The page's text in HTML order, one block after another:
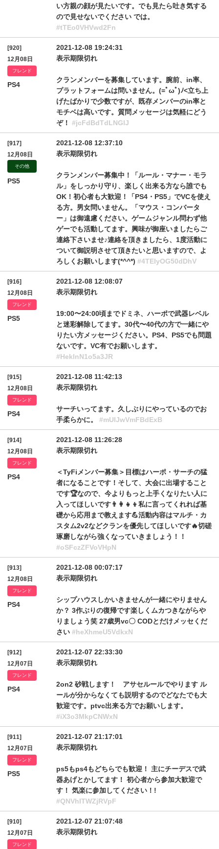
い方親の顔が見たいです。でも見たら吐き気する
ので見せないでください では。
#tTEo0VHVwd2Fn
[920]
12月08日
フレンド
PS4
2021-12-08 19:24:31
表示期限切れ
クランメンバーを募集しています。腕前、in率、
プラットフォームは問いません。(=ﾟωﾟ)ﾉ<立ち上
げたばかりで少数ですが、既存メンバーのin率と
モチベは高いです。質問メッセージは気軽にどう
ぞ！ #jcFdBdTdLNGlJ
[917]
12月08日
その他
PS5
2021-12-08 12:37:10
表示期限切れ
クランメンバー募集中！「ルール・マナー・モラ
ル」をしっかり守り、楽しく出来る方なら誰でも
OK！初心者も大歓迎！「PS4・PS5」でVCを使え
る方。男女問いません。「マウス・コンバータ
ー」は御遠慮ください。ゲームジャンル問わず他
ゲーでも活動してます。興味が御座いましたらご
連絡下さいませ♪連絡を頂きましたら、1度活動に
ついて御説明させて頂きたいと思いますので、よ
ろしくお願いします(*^^*) #4TElyOG50dDhV
[916]
12月08日
フレンド
PS5
2021-12-08 12:08:07
表示期限切れ
19:00〜24:00頃までドミネ、ハーポで武器レベル
と迷彩解除してます。30代〜40代の方で一緒にや
りたい方メッセージください。PS4、PS5でも問題
ないです。VC有でお願いします。
#HeklnN1o5a3JR
[915]
12月08日
フレンド
PS4
2021-12-08 11:42:13
表示期限切れ
サーチいってます。久しぶりにやっているのでお
手柔らかに。 #mUlJwVmFBdExB
[914]
12月08日
フレンド
PS4
2021-12-08 11:26:28
表示期限切れ
＜TyFiメンバー募集＞目標はハーポ・サーチの猛
者になることです！そして、大会に出場すること
です🏆なので、今よりもっと上手くなりたい人に
入ってほしいです👨‍👩‍👧‍👦私に言ってくれれば基
礎から応用まで教えます💪活動内容はマルチ・カ
スタム2v2などクランを優先してほしいです🔥切磋
琢磨しながら強くなっていきましょう！！
#oSFczZFVoVHpN
[913]
12月08日
フレンド
PS4
2021-12-08 00:07:17
表示期限切れ
シップハウスしかいきませんが一緒にやりません
か？ 3作ぶりの復帰です楽しくムカつきながらや
りましょう笑 27歳男vc〇 CODとだけメッセくだ
さい #heXhmeU5VdkxN
[912]
12月07日
フレンド
PS4
2021-12-07 22:33:30
表示期限切れ
2on2 砂戦します！ アサセルールでやります ル
ールが分からなくても説明するのでどなたでも大
歓迎です。ptvc出来る方でお願いします。
#iX3o3MkpCNWxN
[911]
12月07日
フレンド
PS5
2021-12-07 21:17:01
表示期限切れ
ps5もps4もどちらでも歓迎！ 主にチーデスで武
器あげとかしてます！ 初心者から参加大歓迎で
す！ 気楽に参加してください！!
#QNVhITWZjRVpF
[910]
12月07日
フレンド
2021-12-07 21:07:48
表示期限切れ